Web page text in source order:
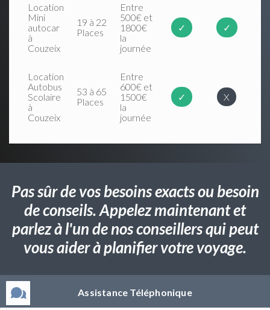
Location
Mini
autocar
à
Couzeix
19 à 22
Places
Entre
500€ et
1800€
la
journée
✓ ✓
Location
Autobus
Scolaire
à
Couzeix
53 à 65
Places
Entre
600€ et
1500€
la
journée
✓ X
Pas sûr de vos besoins exacts ou besoin
de conseils. Appelez maintenant et
parlez à l'un de nos conseillers qui peut
vous aider à planifier votre voyage.
Assistance Téléphonique